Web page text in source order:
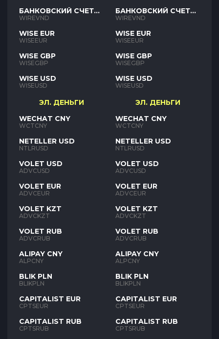
БАНКОВСКИЙ СЧЕТ
VND
WIREVND
WISE EUR
WISEEUR
WISE GBP
WISEGBP
WISE USD
WISEUSD
ЭЛ. ДЕНЬГИ
WECHAT CNY
WCTCNY
NETELLER USD
NTLRUSD
VOLET USD
ADVCUSD
VOLET EUR
ADVCEUR
VOLET KZT
ADVCKZT
VOLET RUB
ADVCRUB
ALIPAY CNY
ALPCNY
BLIK PLN
BLIKPLN
CAPITALIST EUR
CPTSEUR
CAPITALIST RUB
CPTSRUB
БАНКОВСКИЙ СЧЕТ
VND
WIREVND
WISE EUR
WISEEUR
WISE GBP
WISEGBP
WISE USD
WISEUSD
ЭЛ. ДЕНЬГИ
WECHAT CNY
WCTCNY
NETELLER USD
NTLRUSD
VOLET USD
ADVCUSD
VOLET EUR
ADVCEUR
VOLET KZT
ADVCKZT
VOLET RUB
ADVCRUB
ALIPAY CNY
ALPCNY
BLIK PLN
BLIKPLN
CAPITALIST EUR
CPTSEUR
CAPITALIST RUB
CPTSRUB